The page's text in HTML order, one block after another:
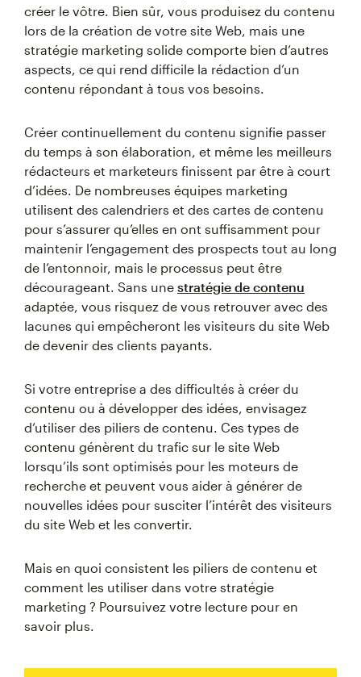
créer le vôtre. Bien sûr, vous produisez du contenu
lors de la création de votre site Web, mais une
stratégie marketing solide comporte bien d’autres
aspects, ce qui rend difficile la rédaction d’un
contenu répondant à tous vos besoins.
Créer continuellement du contenu signifie passer
du temps à son élaboration, et même les meilleurs
rédacteurs et marketeurs finissent par être à court
d’idées. De nombreuses équipes marketing
utilisent des calendriers et des cartes de contenu
pour s’assurer qu’elles en ont suffisamment pour
maintenir l’engagement des prospects tout au long
de l’entonnoir, mais le processus peut être
décourageant. Sans une stratégie de contenu
adaptée, vous risquez de vous retrouver avec des
lacunes qui empêcheront les visiteurs du site Web
de devenir des clients payants.
Si votre entreprise a des difficultés à créer du
contenu ou à développer des idées, envisagez
d’utiliser des piliers de contenu. Ces types de
contenu génèrent du trafic sur le site Web
lorsqu’ils sont optimisés pour les moteurs de
recherche et peuvent vous aider à générer de
nouvelles idées pour susciter l’intérêt des visiteurs
du site Web et les convertir.
Mais en quoi consistent les piliers de contenu et
comment les utiliser dans votre stratégie
marketing ? Poursuivez votre lecture pour en
savoir plus.